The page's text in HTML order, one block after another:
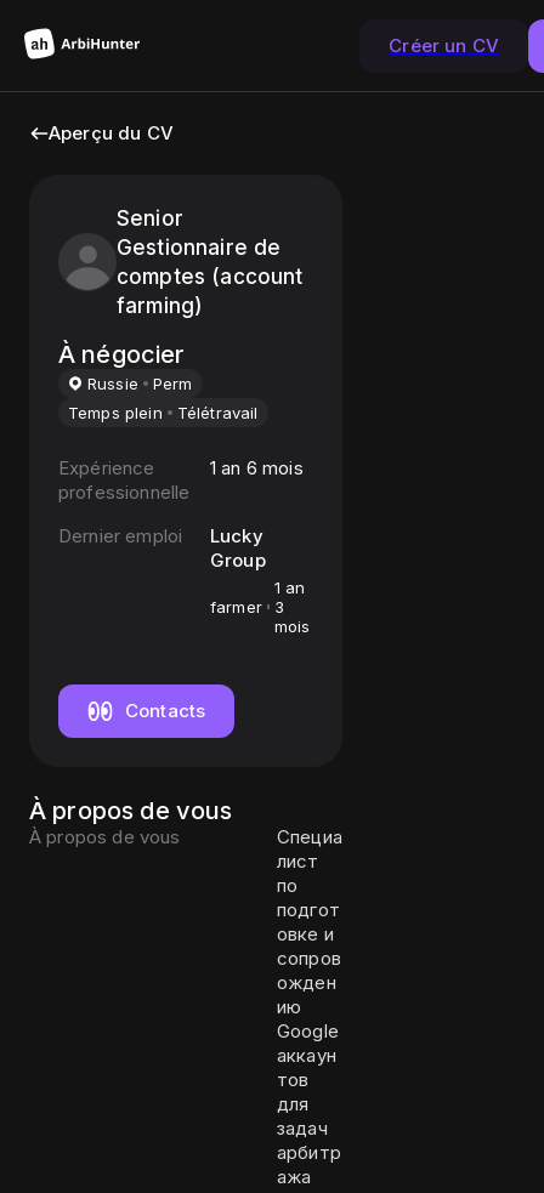
Créer un CV
Aperçu du CV
Senior
Gestionnaire de
comptes (account
farming)
À négocier
Russie
Perm
Temps plein
Télétravail
Expérience
professionnelle
1 an 6 mois
Dernier emploi
Lucky
Group
farmer
1 an
3
mois
Contacts
À propos de vous
À propos de vous
Специа
лист
по
подгот
овке и
сопров
ожден
ию
Google
аккаун
тов
для
задач
арбитр
ажа